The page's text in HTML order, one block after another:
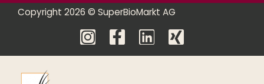
Copyright 2026 © SuperBioMarkt AG